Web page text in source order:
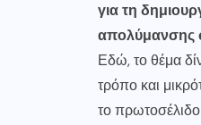
για τη
απολύμανσης
Εδώ, το θέμα
τρόπο και
το